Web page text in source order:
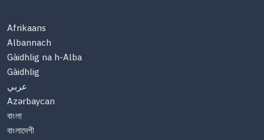
Afrikaans
Albannach
Gàidhlig na h-Alba
Gàidhlig
عربي
Azərbaycan
বাংলা
বাংলাদেশী